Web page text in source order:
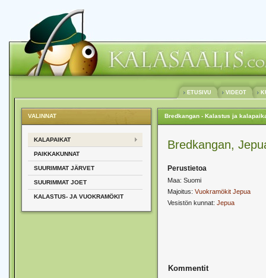
ETUSIVU VIDEOT
VALINNAT
KALAPAIKAT
PAIKKAKUNNAT
SUURIMMAT JÄRVET
SUURIMMAT JOET
KALASTUS- JA VUOKRAMÖKIT
Bredkangan - Kalastus ja
Bredkangan,
Perustietoa
Maa: Suomi
Majoitus: Vuokramökit Jepua
Vesistön kunnat: Jepua
Kommentit